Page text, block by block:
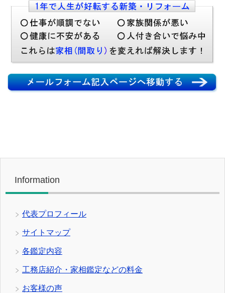
Information
代表プロフィール
サイトマップ
各鑑定内容
工務店紹介・家相鑑定などの料金
お客様の声